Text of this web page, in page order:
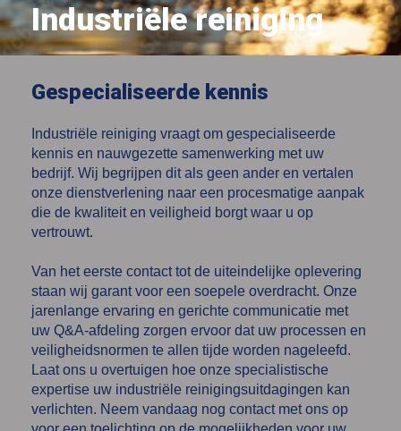
Industriële reiniging
Gespecialiseerde kennis
Industriële reiniging vraagt om gespecialiseerde
kennis en nauwgezette samenwerking met uw
bedrijf. Wij begrijpen dit als geen ander en vertalen
onze dienstverlening naar een procesmatige aanpak
die de kwaliteit en veiligheid borgt waar u op
vertrouwt.
Van het eerste contact tot de uiteindelijke oplevering
staan wij garant voor een soepele overdracht. Onze
jarenlange ervaring en gerichte communicatie met
uw Q&A-afdeling zorgen ervoor dat uw processen en
veiligheidsnormen te allen tijde worden nageleefd.
Laat ons u overtuigen hoe onze specialistische
expertise uw industriële reinigingsuitdagingen kan
verlichten. Neem vandaag nog contact met ons op